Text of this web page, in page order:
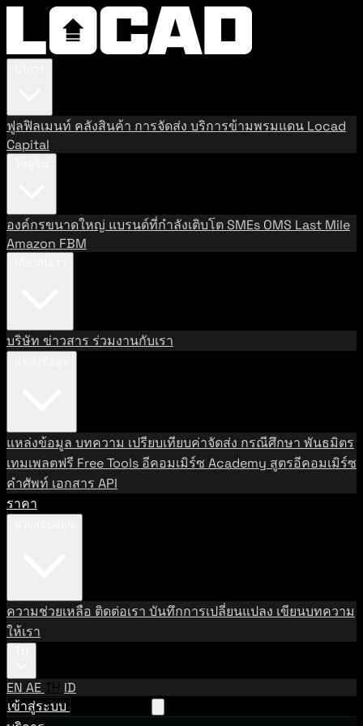
ฟูลฟิลเมนท์ คลังสินค้า การจัดส่ง บริการข้ามพรมแดน Locad
Capital
องค์กรขนาดใหญ่ แบรนด์ที่กำลังเติบโตSMEs OMS Last Mile
Amazon FBM
บริษัท ข่าวสาร ร่วมงานกับเรา
แหล่งข้อมูล บทความ เปรียบเทียบค่าจัดส่ง กรณีศึกษา พันธมิตร
เทมเพลตฟรี Free Tools อีคอมเมิร์ซ Academy สูตรอีคอมเมิร์ซ
คำศัพท์ เอกสาร API
ราคา
ความช่วยเหลือ ติดต่อเรา บันทึกการเปลี่ยนแปลง เขียนบทความ
ให้เรา
EN AE TH ID
เข้าสู่ระบบ